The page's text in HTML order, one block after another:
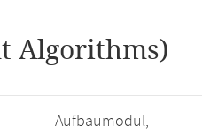
Algorithms)
Aufbaumodul,